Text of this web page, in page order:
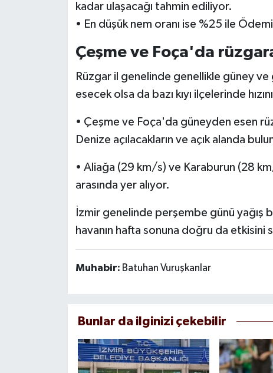
kadar ulaşacağı tahmin ediliyor.
• En düşük nem oranı ise %25 ile
Çeşme ve Foça'da
Rüzgar il genelinde genellikle güney
esecek olsa da bazı kıyı ilçelerinde
• Çeşme ve Foça'da güneyden esen
Denize açılacakların ve açık alanda
• Aliağa (29 km/s) ve Karaburun (28
arasında yer alıyor.
İzmir genelinde perşembe günü yağış
havanın hafta sonuna doğru da
Muhabir: Batuhan Vuruşkanlar
Bunlar da ilginizi çekebilir